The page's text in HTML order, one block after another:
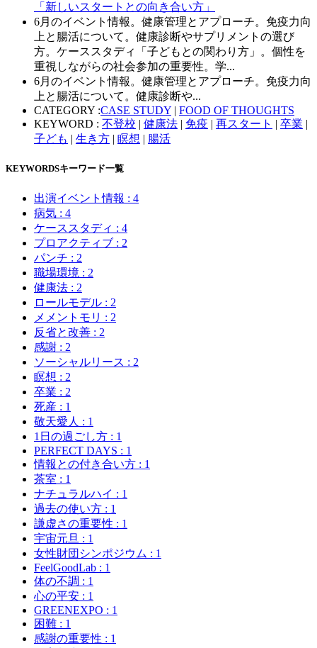
「新しいスタートとの向き合い方」
6月のイベント情報。健康管理とアプローチ。免疫力向
上と腸活について。健康診断やサプリメントの選び
方。ケーススタディ「子どもとの関わり方」。個性を
重視しながらの社会参加の重要性。学...
6月のイベント情報。健康管理とアプローチ。免疫力向
上と腸活について。健康診断や...
CATEGORY :CASE STUDY | FOOD OF THOUGHTS
KEYWORD : 不登校 | 健康法 | 免疫 | 再スタート | 卒業 |
子ども | 生き方 | 瞑想 | 腸活
KEYWORDSキーワード一覧
出演イベント情報 : 4
病気 : 4
ケーススタディ : 4
プロアクティブ : 2
パンチ : 2
職場環境 : 2
健康法 : 2
ロールモデル : 2
メメントモリ : 2
反省と改善 : 2
感謝 : 2
ソーシャルリース : 2
瞑想 : 2
卒業 : 2
死産 : 1
敬天愛人 : 1
1日の過ごし方 : 1
PERFECT DAYS : 1
情報との付き合い方 : 1
茶室 : 1
ナチュラルハイ : 1
過去の使い方 : 1
謙虚さの重要性 : 1
宇宙元旦 : 1
女性財団シンポジウム : 1
FeelGoodLab : 1
体の不調 : 1
心の平安 : 1
GREENEXPO : 1
困難 : 1
感謝の重要性 : 1